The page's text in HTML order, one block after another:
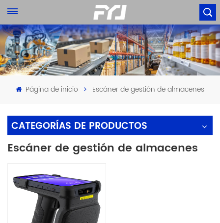
Página de inicio Escáner de gestión de almacenes
CATEGORÍAS DE PRODUCTOS
Escáner de gestión de almacenes